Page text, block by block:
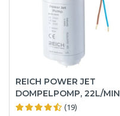
REICH POWER JET
DOMPELPOMP, 22L/MIN
(19)